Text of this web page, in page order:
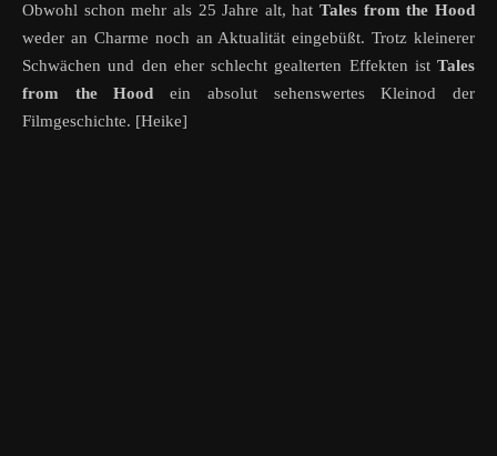
Obwohl schon mehr als 25 Jahre alt, hatTales from the Hood
weder an Charme noch an Aktualität eingebüßt. Trotz kleinerer
Schwächen und den eher schlecht gealterten Effekten ist Tales
from the Hood ein absolut sehenswertes Kleinod der
Filmgeschichte. [Heike]